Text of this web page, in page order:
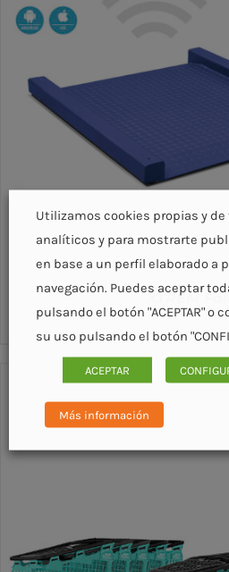
XTREM
Utilizamos cookies propias y
analíticos y para mostrarte
en base a un perfil elaborado a
navegación. Puedes aceptar
pulsando el botón "ACEPTAR" o
su uso pulsando el botón
ACEPTAR
Más información